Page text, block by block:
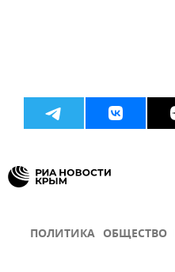
ПОЛИТИКА ОБЩЕСТВО